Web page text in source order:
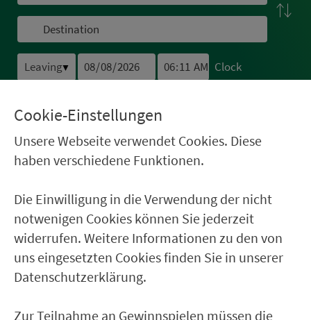
▼ Clock
VER­KEHRS­VER­BUND GROSS­RAUM N
ÜRN­BERG
20.433 square kilometres. 140 transport
Cookie-Einstellungen
Unsere Webseite verwendet Cookies. Diese
haben verschiedene Funktionen.
Die Einwilligung in die Verwendung der nicht
notwenigen Cookies können Sie jederzeit
widerrufen. Weitere Informationen zu den von
uns eingesetzten Cookies finden Sie in unserer
Datenschutzerklärung.
Zur Teilnahme an Gewinnspielen müssen die